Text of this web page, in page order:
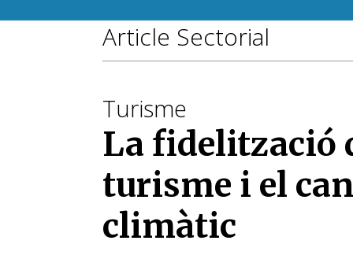
Article Sectorial
Turisme
La fidelització
turisme i el
climàtic